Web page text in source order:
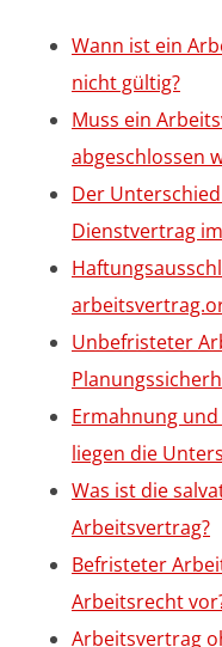
Wann ist ein
nicht gültig?
Muss ein
abgeschlossen
Der
Dienstvertrag
Unbefristeter
Ermahnung
liegen die
Was ist die
Arbeitsvertrag?
Befristeter
Arbeitsrecht
Arbeitsvertrag